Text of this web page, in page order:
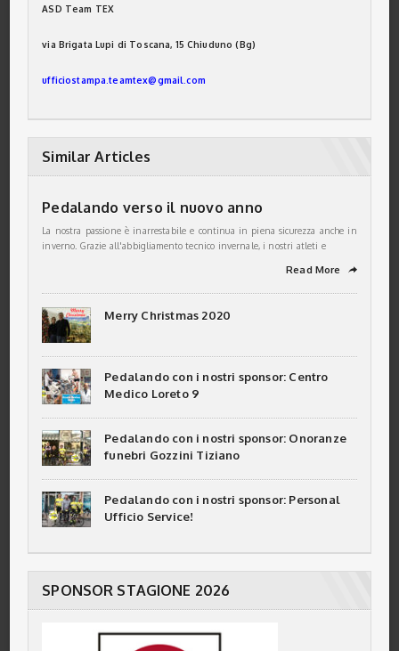
ASD Team TEX
via Brigata Lupi di Toscana, 15 Chiuduno (Bg)
ufficiostampa.teamtex@gmail.com
Similar Articles
Pedalando verso il nuovo anno
La nostra passione è inarrestabile e continua in piena sicurezza anche in
inverno. Grazie all'abbigliamento tecnico invernale, i nostri atleti e
Read More ➦
Merry Christmas 2020
Pedalando con i nostri sponsor: Centro
Medico Loreto 9
Pedalando con i nostri sponsor: Onoranze
funebri Gozzini Tiziano
Pedalando con i nostri sponsor: Personal
Ufficio Service!
SPONSOR STAGIONE 2026